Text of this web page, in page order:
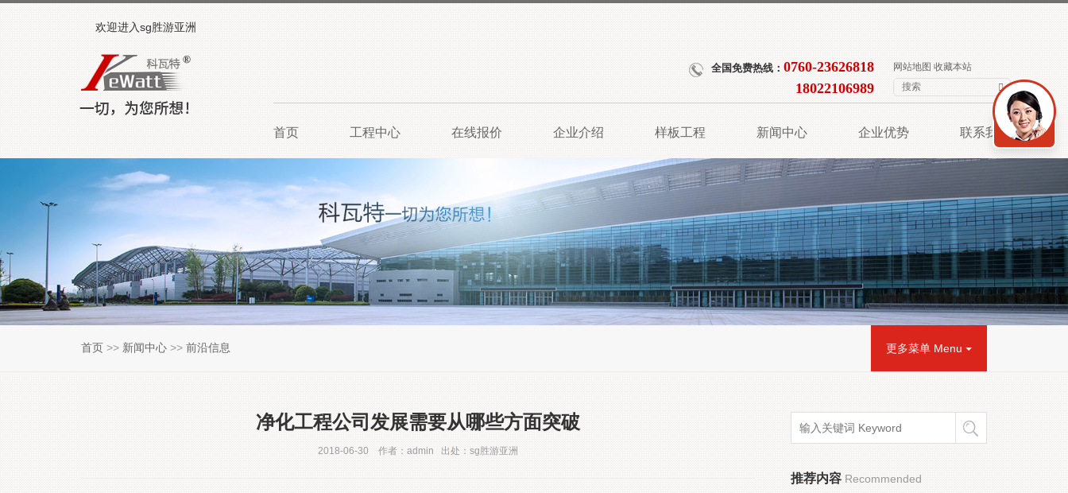
欢迎进入sg胜游亚洲
全国免费热线： 0760-23626818
18022106989
网站地图 收藏本站
首页 工程中心 在线报价 企业介绍 样板工程 新闻中心 企业优势 联系我们
更多菜单 Menu
首页 >> 新闻中心 >> 前沿信息
净化工程公司发展需要从哪些方面突破
2018-06-30 作者：admin 出处：sg胜游亚洲
推荐内容 Recommended